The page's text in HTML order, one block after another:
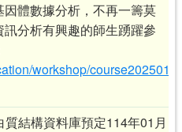
體數據分析，不再一籌莫
分析有興趣的師生踴躍參
workshop/
結構資料庫預定114年01月